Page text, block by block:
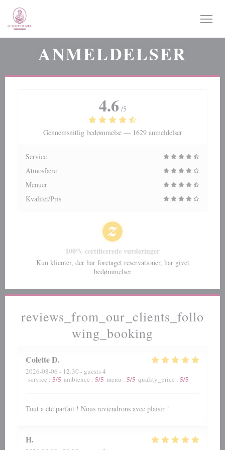
ANMELDELSER
reviews_from_our_clients_follo
wing_booking
ColetteD
2026-08-06 - 12:30 - guests 4
service : 5/5 ambience : 5/5 menu : 5/5 quality_price : 5/5
Tout a été parfait ! Nous reviendrons avec plaisir !
H
4.6 /5
Gennemsnitlig bedømmelse — 1629 anmeldelser
Service
Atmosfære
Menuer
Kvalitet/Pris
100% certificerede vurderinger
Kun klienter, der har foretaget reservationer, har givet
bedømmelser